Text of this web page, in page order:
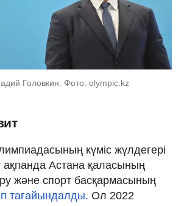
Головкин. Фото: olympic.kz
күміс жүлдегері
Астана қаласының
және спорт басқармасының
тағайындалды. Ол 2022